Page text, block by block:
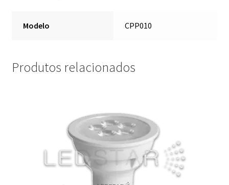
Modelo CPP010
Produtos relacionados